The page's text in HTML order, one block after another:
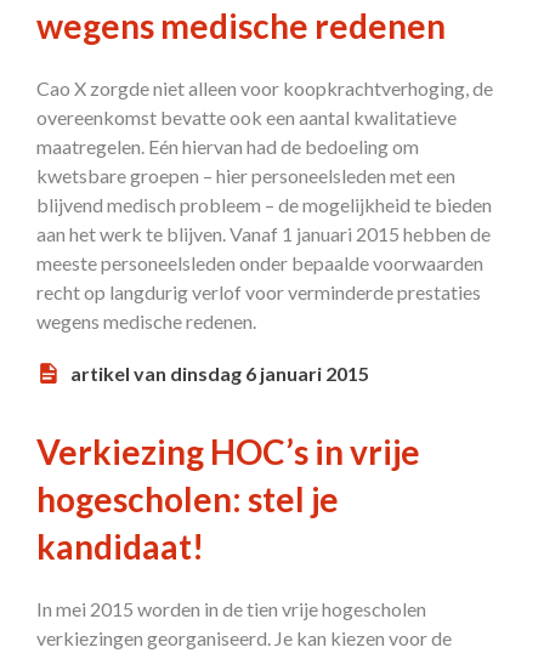
wegens medische redenen
Cao X zorgde niet alleen voor koopkrachtverhoging, de
overeenkomst bevatte ook een aantal kwalitatieve
maatregelen. Eén hiervan had de bedoeling om
kwetsbare groepen – hier personeelsleden met een
blijvend medisch probleem – de mogelijkheid te bieden
aan het werk te blijven. Vanaf 1 januari 2015 hebben de
meeste personeelsleden onder bepaalde voorwaarden
recht op langdurig verlof voor verminderde prestaties
wegens medische redenen.
artikel van dinsdag 6 januari 2015
Verkiezing HOC’s in vrije
hogescholen: stel je
kandidaat!
In mei 2015 worden in de tien vrije hogescholen
verkiezingen georganiseerd. Je kan kiezen voor de